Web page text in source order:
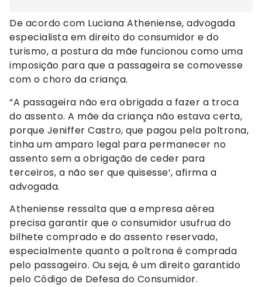
De acordo com Luciana Atheniense, advogada
especialista em direito do consumidor e do
turismo, a postura da mãe funcionou como uma
imposição para que a passageira se comovesse
com o choro da criança.
“A passageira não era obrigada a fazer a troca
do assento. A mãe da criança não estava certa,
porque Jeniffer Castro, que pagou pela poltrona,
tinha um amparo legal para permanecer no
assento sem a obrigação de ceder para
terceiros, a não ser que quisesse’, afirma a
advogada.
Atheniense ressalta que a empresa aérea
precisa garantir que o consumidor usufrua do
bilhete comprado e do assento reservado,
especialmente quanto a poltrona é comprada
pelo passageiro. Ou seja, é um direito garantido
pelo Código de Defesa do Consumidor.